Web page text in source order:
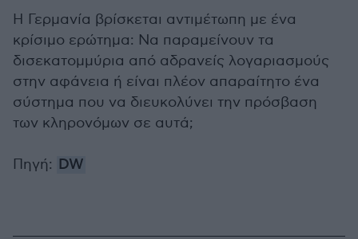
Η Γερμανία βρίσκεται αντιμέτωπη με ένα
κρίσιμο ερώτημα: Να παραμείνουν τα
δισεκατομμύρια από αδρανείς λογαριασμούς
στην αφάνεια ή είναι πλέον απαραίτητο ένα
σύστημα που να διευκολύνει την πρόσβαση
των κληρονόμων σε αυτά;
Πηγή: DW